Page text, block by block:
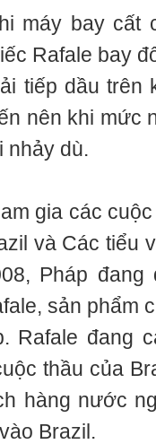
máy bay cất
Rafale bay
tiếp dầu trên
nên khi mức
nhảy dù.
gia các
và Các tiểu
Pháp
sản phẩm
Rafale đang
thầu của
hàng nước
Brazil.